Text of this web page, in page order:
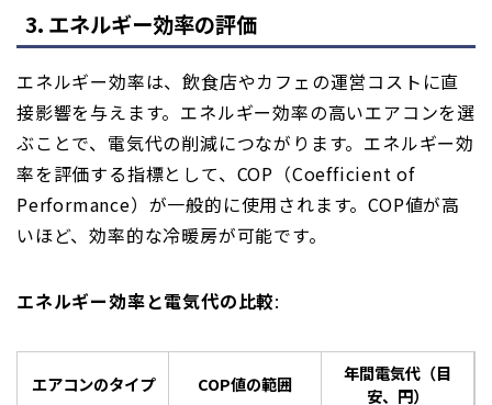
3. エネルギー効率の評価
エネルギー効率は、飲食店やカフェの運営コストに直
接影響を与えます。エネルギー効率の高いエアコンを選
ぶことで、電気代の削減につながります。エネルギー効
率を評価する指標として、COP（Coefficient of
Performance）が一般的に使用されます。COP値が高
いほど、効率的な冷暖房が可能です。
エネルギー効率と電気代の比較:
エアコンのタイプ COP値の範囲
年間電気代（目
安、円）